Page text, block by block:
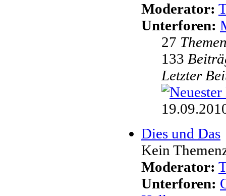
Moderator:
Unterforen:
27
133
Letzter
Dies und Das
Kein
Moderator:
Unterforen: